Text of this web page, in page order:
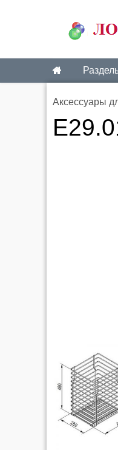
Аксессуары